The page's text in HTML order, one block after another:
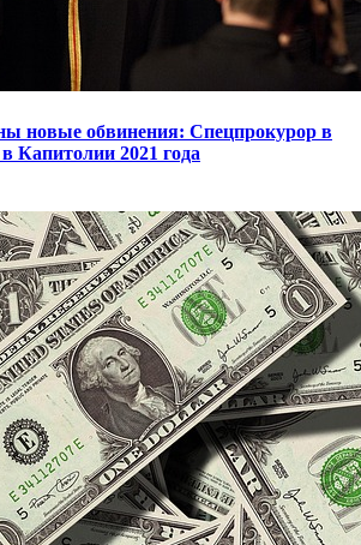
новые обвинения: Спецпрокурор в
Капитолии 2021 года